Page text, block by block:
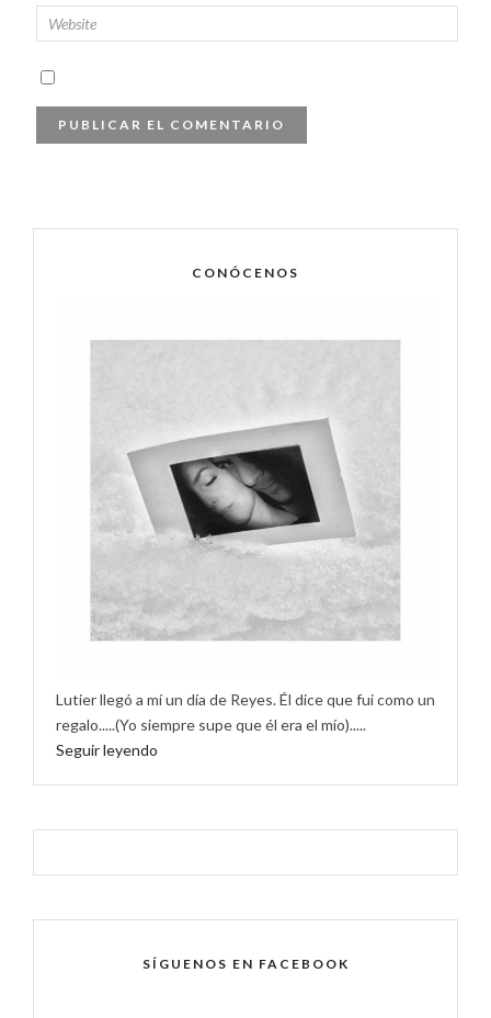
CONÓCENOS
Lutier llegó a mí un día de Reyes. Él dice que fui como un
regalo.....(Yo siempre supe que él era el mío).....
Seguir leyendo
SÍGUENOS EN FACEBOOK